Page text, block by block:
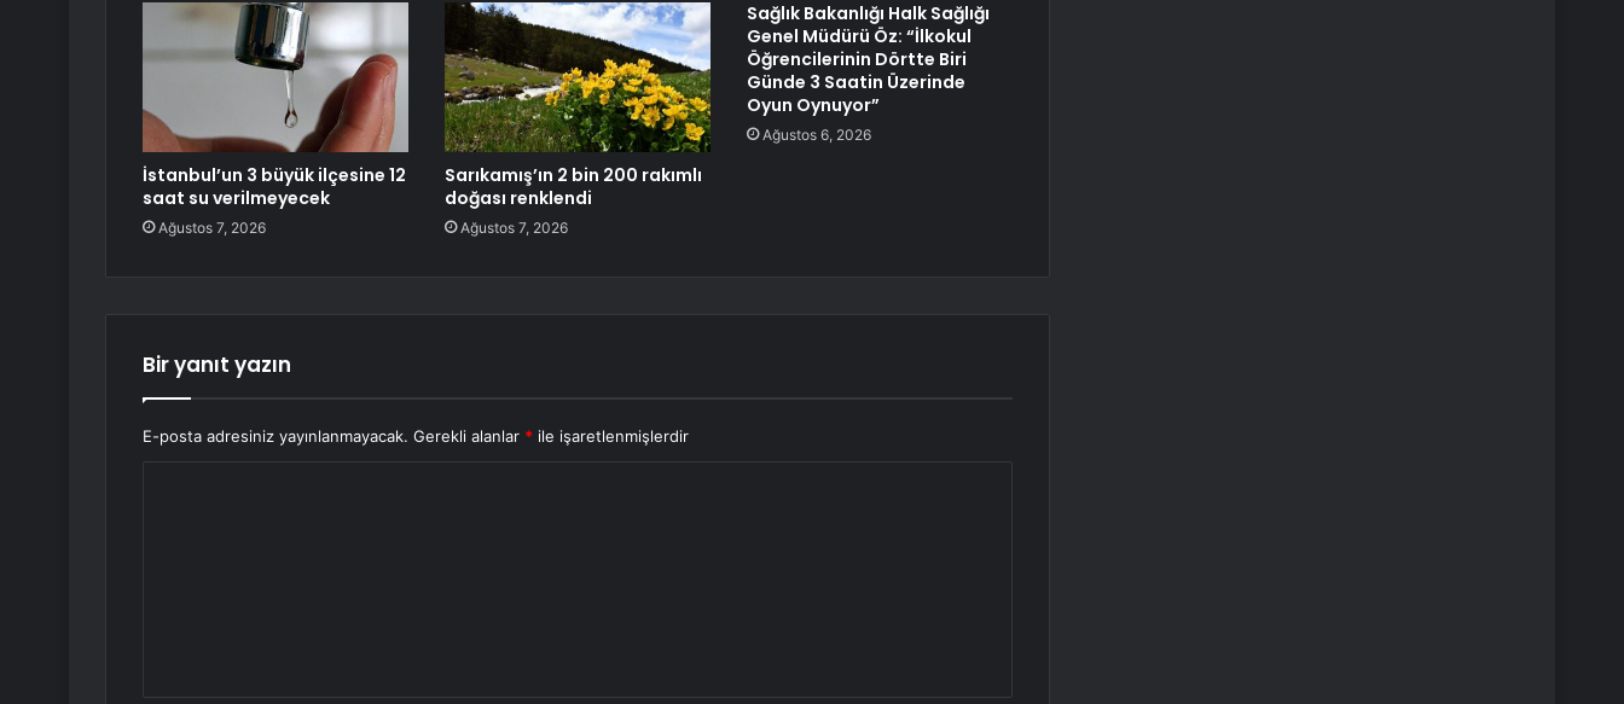
İstanbul’un 3 büyük ilçesine 12
saat su verilmeyecek
Ağustos 7, 2026
Sarıkamış’ın 2 bin 200 rakımlı
doğası renklendi
Ağustos 7, 2026
Sağlık Bakanlığı Halk Sağlığı
Genel Müdürü Öz: “İlkokul
Öğrencilerinin Dörtte Biri
Günde 3 Saatin Üzerinde
Oyun Oynuyor”
Ağustos 6, 2026
Bir yanıt yazın
E-posta adresiniz yayınlanmayacak. Gerekli alanlar * ile işaretlenmişlerdir